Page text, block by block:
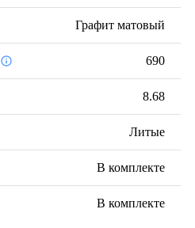
Графит матовый
690
8.68
Литые
В комплекте
В комплекте